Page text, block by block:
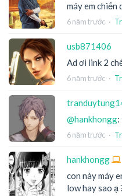
máy em chiến
6 năm trước ·
usb871406
Ad ơi link 2
6 năm trước ·
@hankhongg:
6 năm trước ·
hankhongg
con này máy
low hay sao ạ